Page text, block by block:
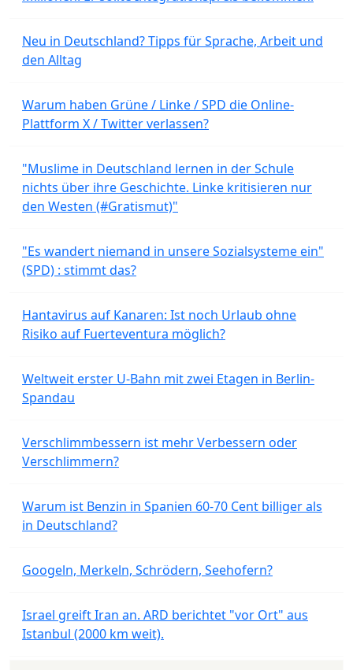
Neu in Deutschland? Tipps für Sprache, Arbeit und
den Alltag
Warum haben Grüne / Linke / SPD die Online-
Plattform X / Twitter verlassen?
"Muslime in Deutschland lernen in der Schule
nichts über ihre Geschichte. Linke kritisieren nur
den Westen (#Gratismut)"
"Es wandert niemand in unsere Sozialsysteme ein"
(SPD) : stimmt das?
Hantavirus auf Kanaren: Ist noch Urlaub ohne
Risiko auf Fuerteventura möglich?
Weltweit erster U-Bahn mit zwei Etagen in Berlin-
Spandau
Verschlimmbessern ist mehr Verbessern oder
Verschlimmern?
Warum ist Benzin in Spanien 60-70 Cent billiger als
in Deutschland?
Googeln, Merkeln, Schrödern, Seehofern?
Israel greift Iran an. ARD berichtet "vor Ort" aus
Istanbul (2000 km weit).